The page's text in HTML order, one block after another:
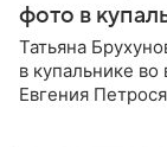
фото в
Татьяна
в купальнике
Евгения